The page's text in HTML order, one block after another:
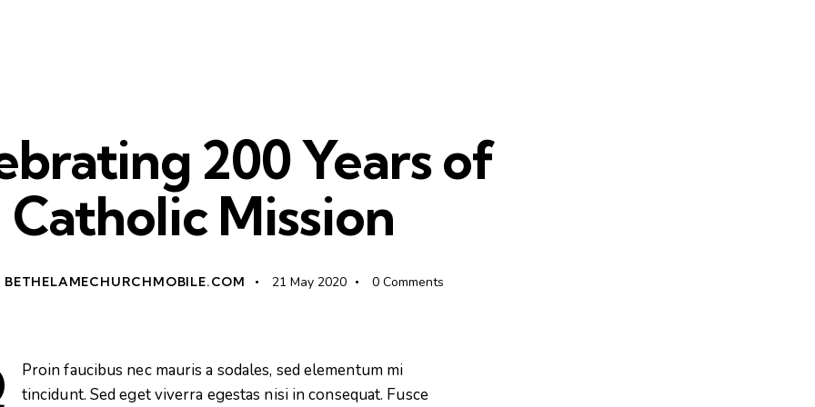
200 Years of
Catholic Mission
BETHELAMECHURCHMOBILE.COM 21 May 2020 0 Comments
Proin faucibus nec mauris a sodales, sed elementum mi
tincidunt. Sed eget viverra egestas nisi in consequat. Fusce